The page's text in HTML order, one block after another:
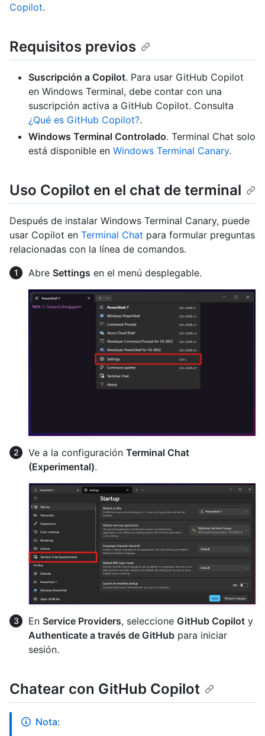
Copilot.
Requisitos previos
Suscripción a Copilot. Para usar GitHub Copilot
en Windows Terminal, debe contar con una
suscripción activa a GitHub Copilot. Consulta
¿Qué es GitHub Copilot?.
Windows Terminal Controlado. Terminal Chat solo
está disponible en Windows Terminal Canary.
Uso Copilot en el chat de terminal
Después de instalar Windows Terminal Canary, puede
usar Copilot en Terminal Chat para formular preguntas
relacionadas con la línea de comandos.
Abre Settings en el menú desplegable.
Ve a la configuración Terminal Chat
(Experimental).
En Service Providers, seleccione GitHub Copilot y
Authenticate a través de GitHub para iniciar
sesión.
Chatear con GitHub Copilot
Nota: